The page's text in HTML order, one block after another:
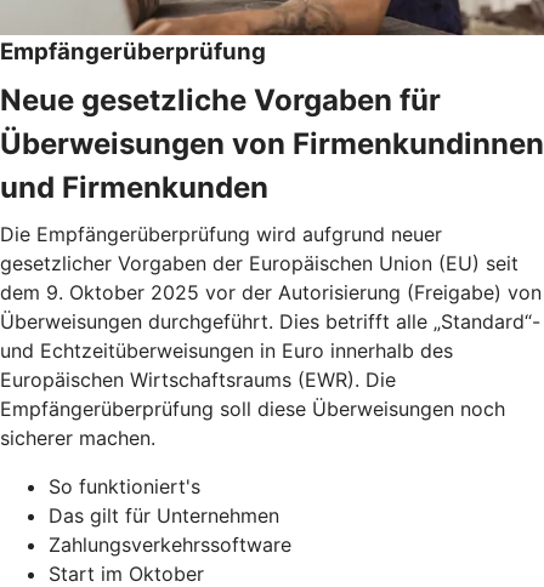
Empfängerüberprüfung
Neue gesetzliche Vorgaben für
Überweisungen von Firmenkundinnen
und Firmenkunden
Die Empfängerüberprüfung wird aufgrund neuer
gesetzlicher Vorgaben der Europäischen Union (EU) seit
dem 9. Oktober 2025 vor der Autorisierung (Freigabe) von
Überweisungen durchgeführt. Dies betrifft alle „Standard“-
und Echtzeitüberweisungen in Euro innerhalb des
Europäischen Wirtschaftsraums (EWR). Die
Empfängerüberprüfung soll diese Überweisungen noch
sicherer machen.
So funktioniert's
Das gilt für Unternehmen
Zahlungsverkehrssoftware
Start im Oktober